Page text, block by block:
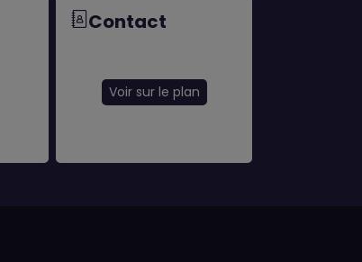
Contact
Voir sur le plan